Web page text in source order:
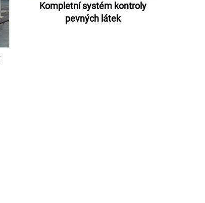
Kompletní systém kontroly
pevných látek